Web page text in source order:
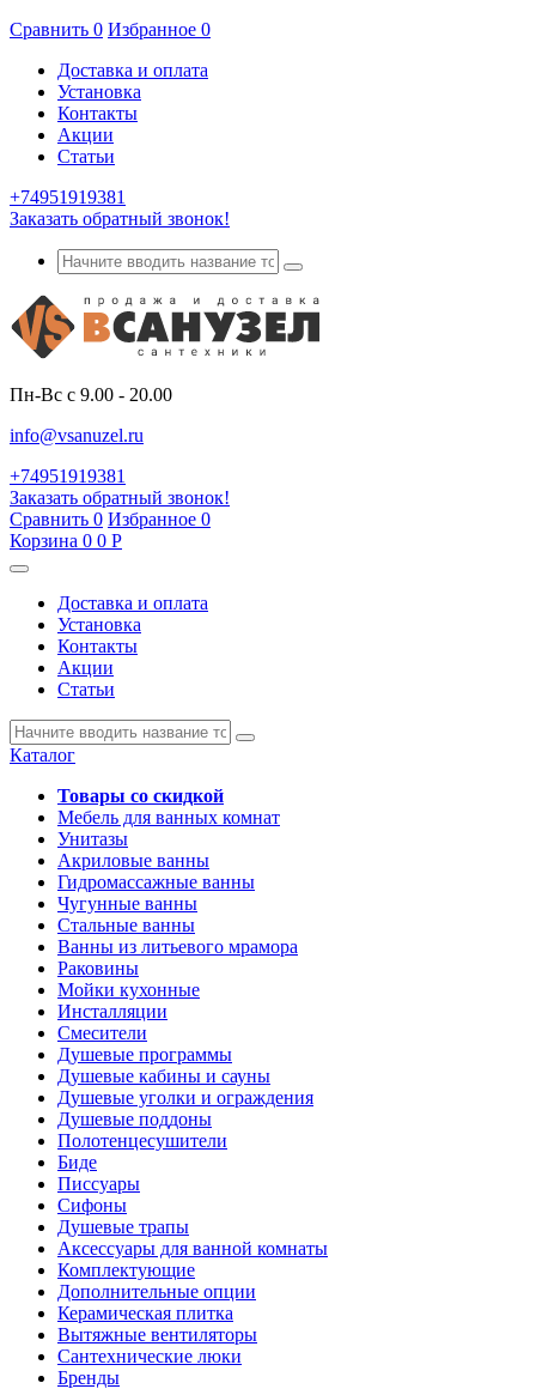
Сравнить 0 Избранное 0
Доставка и оплата
Установка
Контакты
Акции
Статьи
+74951919381
Заказать обратный звонок!
Пн-Вс с 9.00 - 20.00
info@vsanuzel.ru
+74951919381
Заказать обратный звонок!
Сравнить 0 Избранное 0
Корзина 0 0 Р
Доставка и оплата
Установка
Контакты
Акции
Статьи
Каталог
Товары со скидкой
Мебель для ванных комнат
Унитазы
Акриловые ванны
Гидромассажные ванны
Чугунные ванны
Стальные ванны
Ванны из литьевого мрамора
Раковины
Мойки кухонные
Инсталляции
Смесители
Душевые программы
Душевые кабины и сауны
Душевые уголки и ограждения
Душевые поддоны
Полотенцесушители
Биде
Писсуары
Сифоны
Душевые трапы
Аксессуары для ванной комнаты
Комплектующие
Дополнительные опции
Керамическая плитка
Вытяжные вентиляторы
Сантехнические люки
Бренды